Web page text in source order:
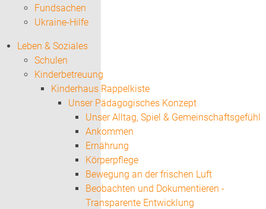
Fundsachen
Ukraine-Hilfe
Leben & Soziales
Schulen
Kinderbetreuung
Kinderhaus Rappelkiste
Unser Pädagogisches Konzept
Unser Alltag, Spiel & Gemeinschaftsgefühl
Ankommen
Ernährung
Körperpflege
Bewegung an der frischen Luft
Beobachten und Dokumentieren -
Transparente Entwicklung